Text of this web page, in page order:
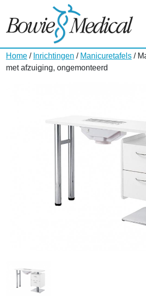
Home / Inrichtingen / Manicuretafels /
met afzuiging, ongemonteerd